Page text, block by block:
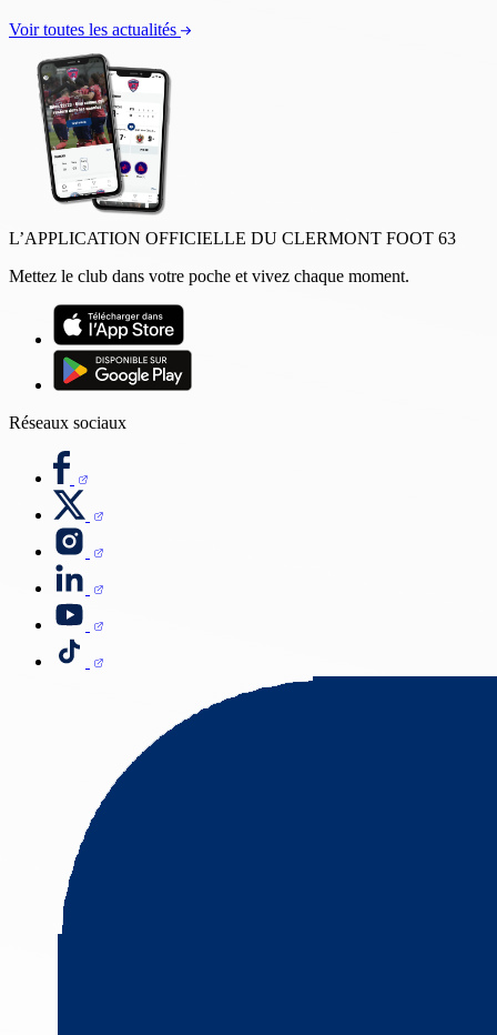
Voir toutes les actualités
L’APPLICATION OFFICIELLE DU CLERMONT FOOT 63
Mettez le club dans votre poche et vivez chaque moment.
Réseaux sociaux